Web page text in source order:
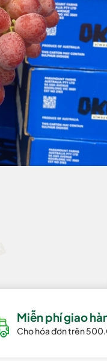
Miễn phí giao
Cho hóa đơn trên